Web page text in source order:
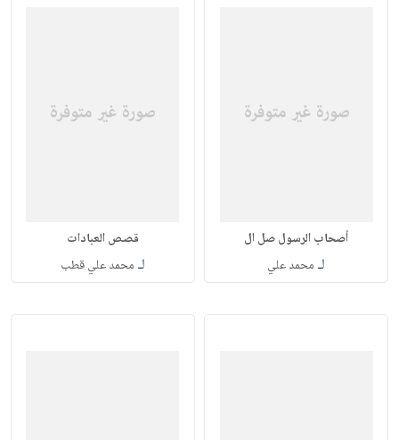
أصحاب الرسول صل ال
لـ محمد علي
قصص العبادات
لـ محمد علي قطب